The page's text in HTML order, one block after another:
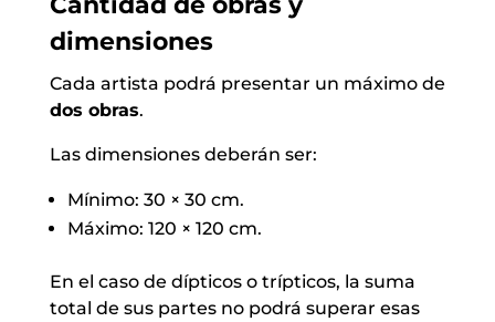
dimensiones
Cada artista podrá presentar un máximo de
dos obras.
Las dimensiones deberán ser:
Mínimo: 30 × 30 cm.
Máximo: 120 × 120 cm.
En el caso de dípticos o trípticos, la suma
total de sus partes no podrá superar esas